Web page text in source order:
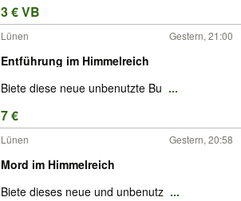
3 € VB
Lünen Gestern, 21:00
Entführung im Himmelreich
Biete diese neue unbenutzte Bu ...
7 €
Lünen Gestern, 20:58
Mord im Himmelreich
Biete dieses neue und unbenutz ...